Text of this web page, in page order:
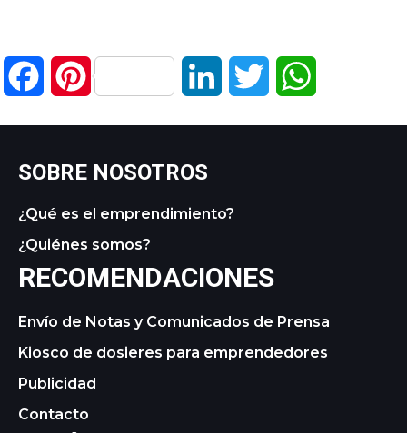
FacebookPinterest LinkedIn Twitter
SOBRE NOSOTROS
¿Qué es el emprendimiento?
¿Quiénes somos?
RECOMENDACIONES
Envío de Notas y Comunicados de Prensa
Kiosco de dosieres para emprendedores
Publicidad
Contacto